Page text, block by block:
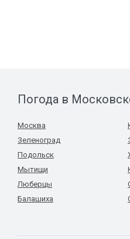
Погода в
Москва
Зеленоград
Подольск
Мытищи
Люберцы
Балашиха